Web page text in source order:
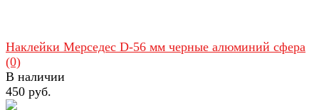
Наклейки Мерседес D-56 мм черные алюминий сфера
(0)
В наличии
450 руб.